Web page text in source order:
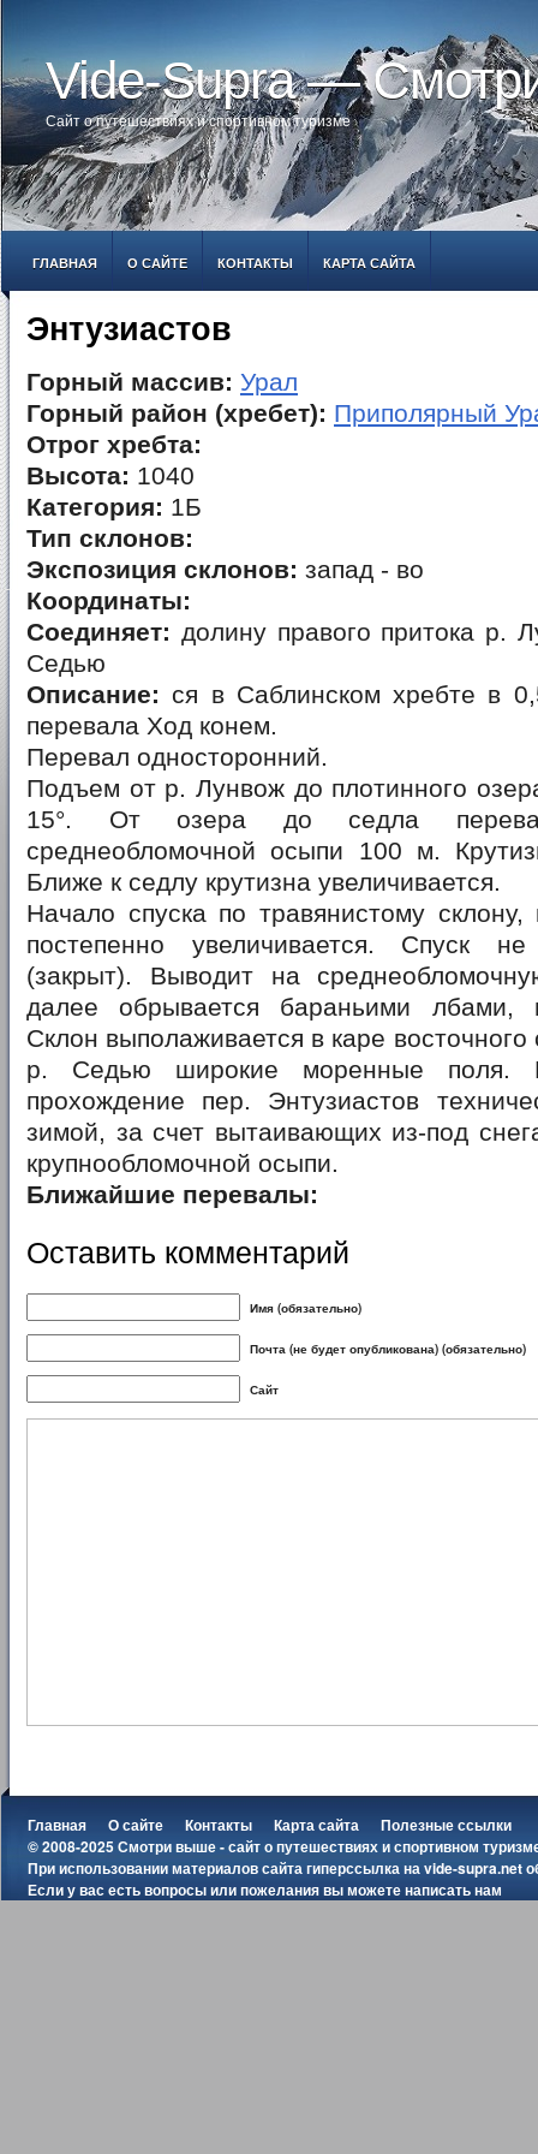
Vide-Supra —
Сайт о путешествиях и спортивном туризме
ГЛАВНАЯ О САЙТЕ КОНТАКТЫ КАРТА САЙТА
Энтузиастов
Горный массив: Урал
Горный район (хребет): Приполярный
Отрог хребта:
Высота: 1040
Категория: 1Б
Тип склонов:
Экспозиция склонов: запад - во
Координаты:
Соединяет: долину правого притока р.
Седью
Описание: ся в Саблинском хребте в
перевала Ход конем.
Перевал односторонний.
Подъем от р. Лунвож до плотинного
15°. От озера до седла
среднеобломочной осыпи 100 м.
Ближе к седлу крутизна увеличивается.
Начало спуска по травянистому склону,
постепенно увеличивается. Спуск не
(закрыт). Выводит на
далее обрывается бараньими лбами,
Склон выполаживается в каре
р. Седью широкие моренные поля.
прохождение пер. Энтузиастов
зимой, за счет вытаивающих из-под
крупнообломочной осыпи.
Ближайшие перевалы:
Оставить комментарий
Имя (обязательно)
Почта (не будет опубликована) (обязательно)
Сайт
Главная О сайте Контакты Карта сайта
Полезные ссылки
© 2008-2025 Смотри выше - сайт о путешествиях и спортивном
При использовании материалов сайта гиперссылка наvide-supra.net
Если у вас есть вопросы или пожелания вы можетенаписать нам